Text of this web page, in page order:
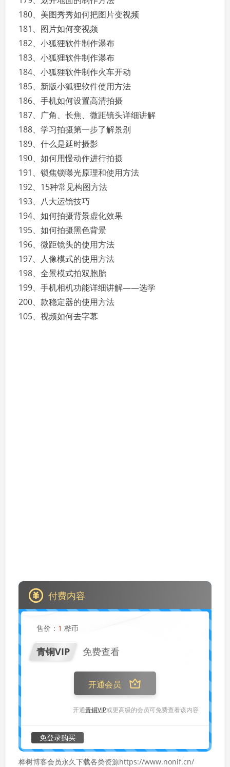
180、美图秀秀如何把图片变视频
181、图片如何变视频
182、小狐狸软件制作瀑布
183、小狐狸软件制作瀑布
184、小狐狸软件制作火车开动
185、新版小狐狸软件使用方法
186、手机如何设置高清拍摄
187、广角、长焦、微距镜头详细讲解
188、学习拍摄第一步了解景别
189、什么是延时摄影
190、如何用慢动作进行拍摄
191、锁焦锁曝光原理和使用方法
192、15种常见构图方法
193、八大运镜技巧
194、如何拍摄背景虚化效果
195、如何拍摄黑色背景
196、微距镜头的使用方法
197、人像模式的使用方法
198、全景模式拍双胞胎
199、手机相机功能详细讲解——选学
200、款稳定器的使用方法
105、视频如何去字幕
付费内容
售价： 1 桦币
青铜VIP 免费查看
开通会员
开通青铜VIP或更高级的会员可免费查看该内容
免登录购买
桦树博客会员永久下载各类资源https://www.nonif.cn/